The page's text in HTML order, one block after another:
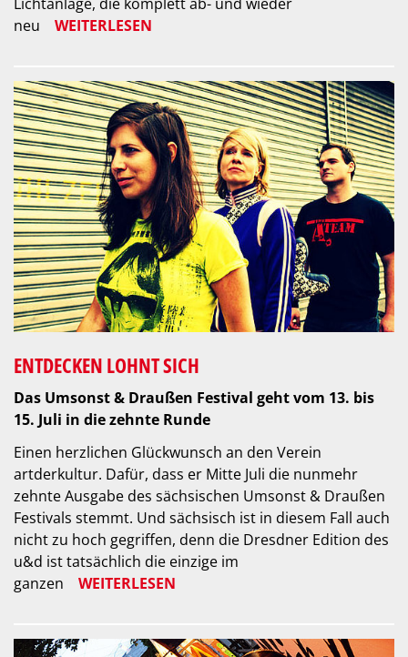
neu
WEITERLESEN
ENTDECKEN LOHNT SICH
Das Umsonst & Draußen Festival geht vom 13. bis
15. Juli in die zehnte Runde
Einen herzlichen Glückwunsch an den Verein
artderkultur. Dafür, dass er Mitte Juli die nunmehr
zehnte Ausgabe des sächsischen Umsonst & Draußen
Festivals stemmt. Und sächsisch ist in diesem Fall auch
nicht zu hoch gegriffen, denn die Dresdner Edition des
u&d ist tatsächlich die einzige im
ganzen
WEITERLESEN